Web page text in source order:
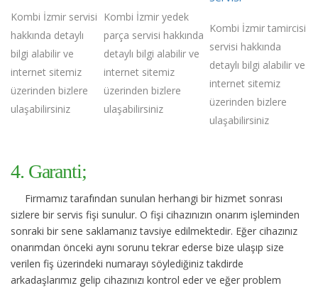
Kombi İzmir servisi
hakkında detaylı
bilgi alabilir ve
internet sitemiz
üzerinden bizlere
ulaşabilirsiniz
Kombi İzmir yedek
parça servisi hakkında
detaylı bilgi alabilir ve
internet sitemiz
üzerinden bizlere
ulaşabilirsiniz
Kombi İzmir tamircisi
servisi hakkında
detaylı bilgi alabilir ve
internet sitemiz
üzerinden bizlere
ulaşabilirsiniz
4. Garanti;
Firmamız tarafından sunulan herhangi bir hizmet sonrası
sizlere bir servis fişi sunulur. O fişi cihazınızın onarım işleminden
sonraki bir sene saklamanız tavsiye edilmektedir. Eğer cihazınız
onarımdan önceki aynı sorunu tekrar ederse bize ulaşıp size
verilen fiş üzerindeki numarayı söylediğiniz takdirde
arkadaşlarımız gelip cihazınızı kontrol eder ve eğer problem